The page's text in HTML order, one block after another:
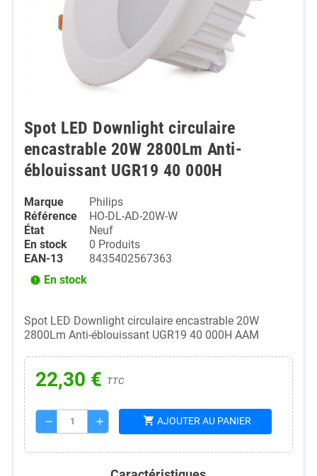
Spot LED Downlight circulaire
encastrable 20W 2800Lm Anti-
éblouissant UGR19 40 000H
Marque
Philips
Référence
HO-DL-AD-20W-W
État
Neuf
En stock
0 Produits
EAN-13
8435402567363
new_releases En stock
Spot LED Downlight circulaire encastrable 20W
2800Lm Anti-éblouissant UGR19 40 000H AAM
22,30 € TTC
remove add shopping_cart AJOUTER AU PANIER